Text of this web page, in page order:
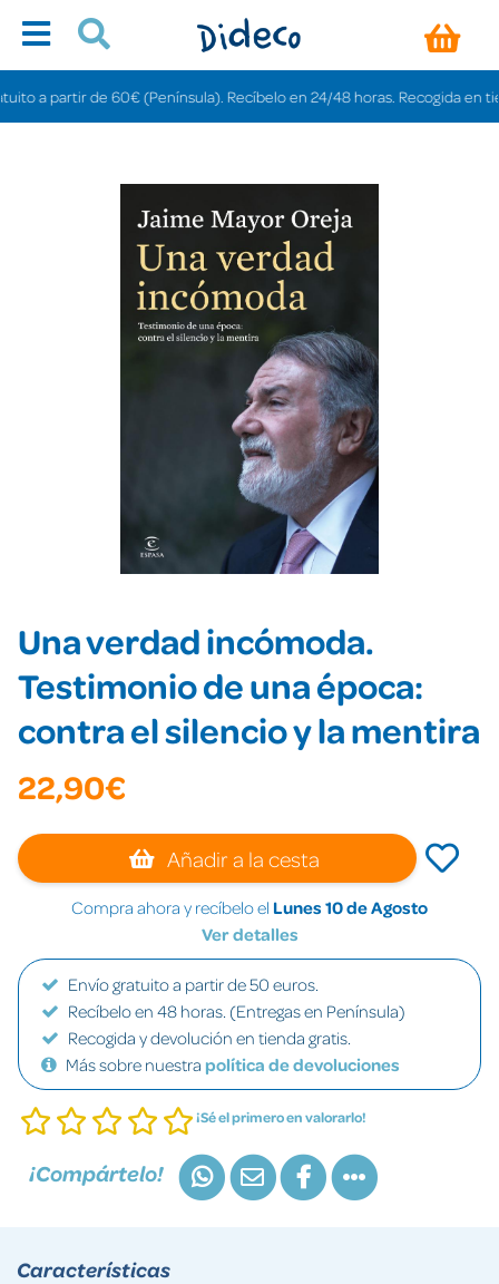
partir de 60€ (Península). Recíbelo en 24/48 horas. Recogida en
Una verdad incómoda.
Testimonio de una época:
contra el silencio y la mentira
22,90€
Añadir a la cesta
Compra ahora y recíbelo el Lunes 10 de Agosto
Ver detalles
Envío gratuito a partir de 50 euros.
Recíbelo en 48 horas. (Entregas en Península)
Recogida y devolución en tienda gratis.
Más sobre nuestra política de devoluciones
¡Sé el primero en valorarlo!
¡Compártelo!
Características